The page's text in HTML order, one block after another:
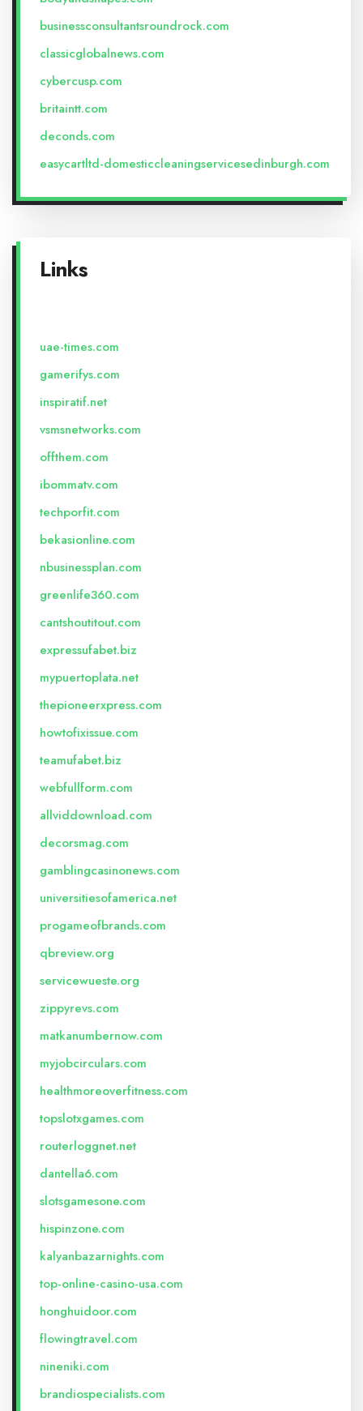
businessconsultantsroundrock.com
classicglobalnews.com
cybercusp.com
britaintt.com
deconds.com
easycartltd-domesticcleaningservicesedinburgh.com
Links
uae-times.com
gamerifys.com
inspiratif.net
vsmsnetworks.com
offthem.com
ibommatv.com
techporfit.com
bekasionline.com
nbusinessplan.com
greenlife360.com
cantshoutitout.com
expressufabet.biz
mypuertoplata.net
thepioneerxpress.com
howtofixissue.com
teamufabet.biz
webfullform.com
allviddownload.com
decorsmag.com
gamblingcasinonews.com
universitiesofamerica.net
progameofbrands.com
qbreview.org
servicewueste.org
zippyrevs.com
matkanumbernow.com
myjobcirculars.com
healthmoreoverfitness.com
topslotxgames.com
routerloggnet.net
dantella6.com
slotsgamesone.com
hispinzone.com
kalyanbazarnights.com
top-online-casino-usa.com
honghuidoor.com
flowingtravel.com
nineniki.com
brandiospecialists.com